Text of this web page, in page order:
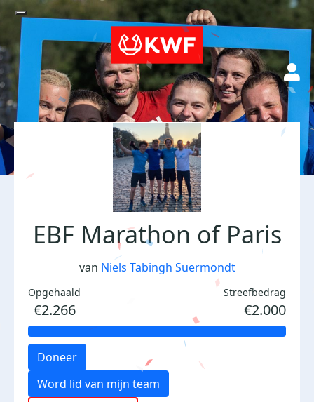
EBF Marathon of Paris
van Niels Tabingh Suermondt
Opgehaald
€2.266
Streefbedrag
€2.000
Doneer
Word lid van mijn team